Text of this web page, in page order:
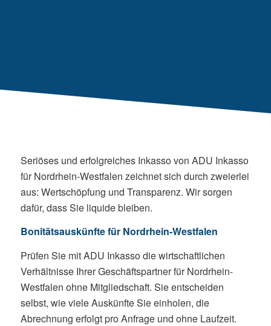
Seriöses und erfolgreiches Inkasso von ADU Inkasso
für Nordrhein-Westfalen zeichnet sich durch zweierlei
aus: Wertschöpfung und Transparenz. Wir sorgen
dafür, dass Sie liquide bleiben.
Bonitätsauskünfte für Nordrhein-Westfalen
Prüfen Sie mit ADU Inkasso die wirtschaftlichen
Verhältnisse Ihrer Geschäftspartner für Nordrhein-
Westfalen ohne Mitgliedschaft. Sie entscheiden
selbst, wie viele Auskünfte Sie einholen, die
Abrechnung erfolgt pro Anfrage und ohne Laufzeit.